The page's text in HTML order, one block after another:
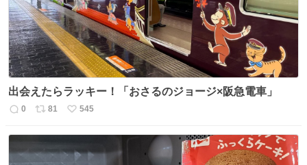
出会えたらラッキー！「おさるのジョージ×阪急電車」
返
0
リ
ス
ト
81
い
数
545